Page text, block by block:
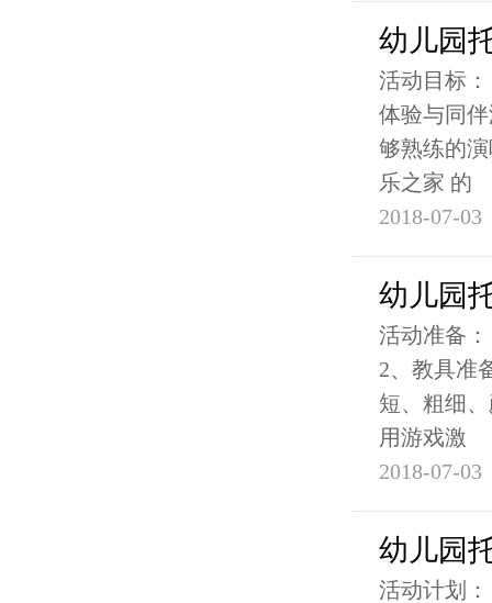
幼儿园
活动目标
体验与同
够熟练的
乐之家 的
2018-07-03
幼儿园
活动准备
2、教具准
短、粗细
用游戏激
2018-07-03
幼儿园
活动计划